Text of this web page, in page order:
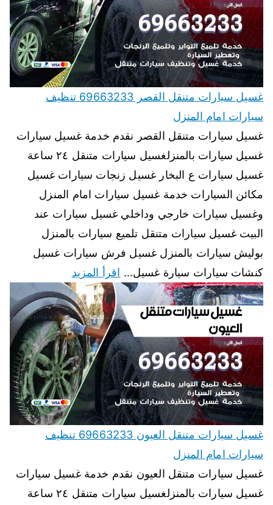
غسيل سيارات متنقل القصر 69663233 تنظيف
سيارات امام المنزل
غسيل سيارات متنقل القصر نقدم خدمة غسيل سيارات
غسيل سيارات بالمنزلغسيل سيارات متنقل ٢٤ ساعة
غسيل سيارات ع البخار غسيل زنجات سيارات غسيل
مكائن السيارات خدمة غسيل سيارات امام المنزل
وغسيل سيارات خارجي وداخلي غسيل سيارات عند
البيت غسيل سيارات متنقل تلميع سيارات بالمنزل
بوليش سيارات بالمنزل غسيل فرش سيارات غسيل
كنشات سيارات سيارة غسيل… اقرأ المزيد
غسيل سيارات متنقل العيون 69663233 تنظيف
سيارات امام المنزل
غسيل سيارات متنقل العيون نقدم خدمة غسيل سيارات
غسيل سيارات بالمنزلغسيل سيارات متنقل ٢٤ ساعة